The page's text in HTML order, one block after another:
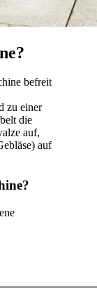
befreit
zu einer
die
auf,
auf